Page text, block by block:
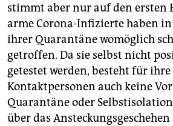
stimmt aber nur auf den ersten
arme Corona-Infizierte haben in
ihrer Quarantäne womöglich
getroffen. Da sie selbst nicht
getestet werden, besteht für ihre
Kontaktpersonen auch keine
Quarantäne oder
über das